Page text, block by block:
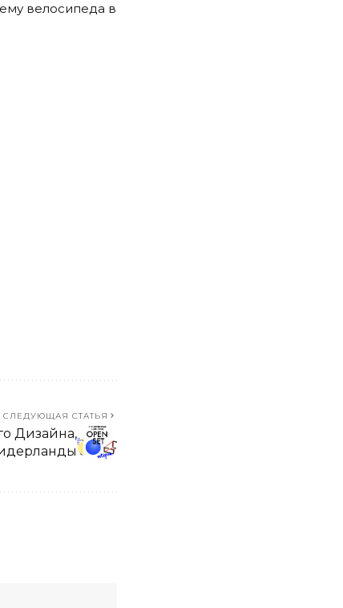
велосипеда в
СЛЕДУЮЩАЯ СТАТЬЯ
Дизайна,